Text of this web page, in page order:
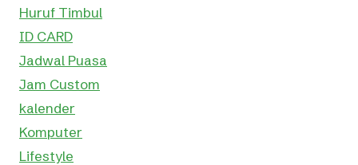
Huruf Timbul
ID CARD
Jadwal Puasa
Jam Custom
kalender
Komputer
Lifestyle